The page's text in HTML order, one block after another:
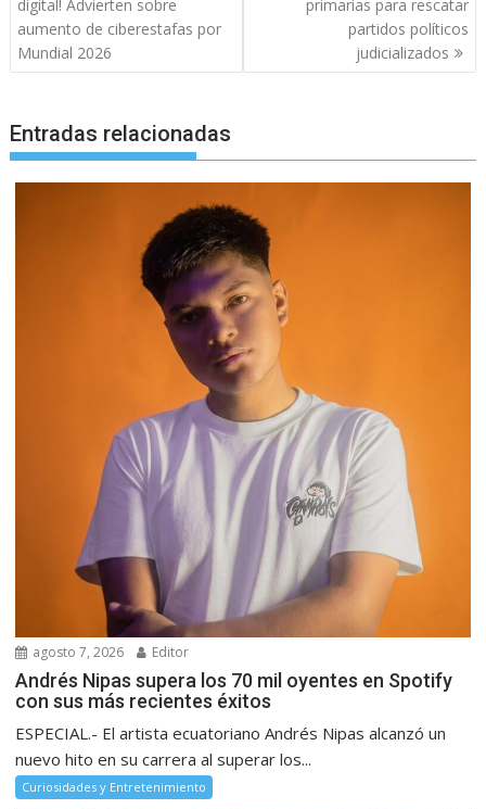
entradas
digital! Advierten sobre
aumento de ciberestafas por
Mundial 2026
primarias para rescatar
partidos políticos
judicializados
Entradas relacionadas
agosto 7, 2026 Editor
Andrés Nipas supera los 70 mil oyentes en Spotify
con sus más recientes éxitos
ESPECIAL.- El artista ecuatoriano Andrés Nipas alcanzó un
nuevo hito en su carrera al superar los...
Curiosidades y Entretenimiento